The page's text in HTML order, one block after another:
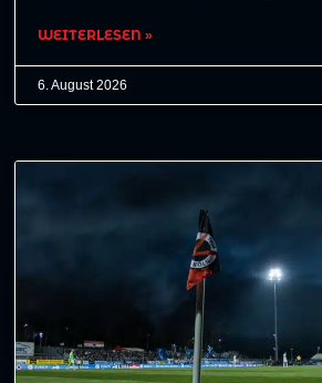
WEITERLESEN »
6. August 2026